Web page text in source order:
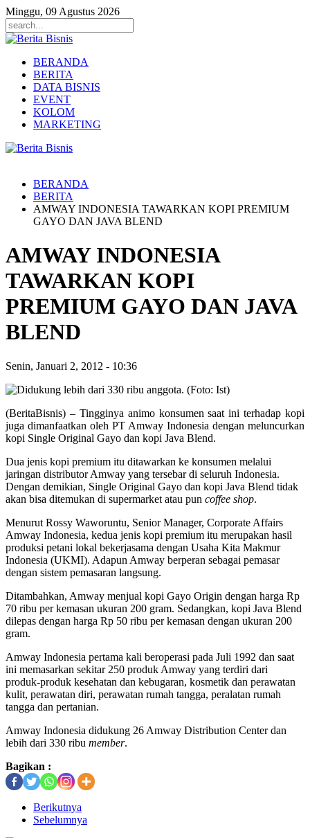
Minggu, 09 Agustus 2026
BERANDA
BERITA
DATA BISNIS
EVENT
KOLOM
MARKETING
BERANDA
BERITA
AMWAY INDONESIA TAWARKAN KOPI PREMIUM
GAYO DAN JAVA BLEND
AMWAY INDONESIA
TAWARKAN KOPI
PREMIUM GAYO DAN JAVA
BLEND
Senin, Januari 2, 2012 - 10:36
(BeritaBisnis) – Tingginya animo konsumen saat ini terhadap kopi
juga dimanfaatkan oleh PT Amway Indonesia dengan meluncurkan
kopi Single Original Gayo dan kopi Java Blend.
Dua jenis kopi premium itu ditawarkan ke konsumen melalui
jaringan distributor Amway yang tersebar di seluruh Indonesia.
Dengan demikian, Single Original Gayo dan kopi Java Blend tidak
akan bisa ditemukan di supermarket atau pun coffee shop.
Menurut Rossy Waworuntu, Senior Manager, Corporate Affairs
Amway Indonesia, kedua jenis kopi premium itu merupakan hasil
produksi petani lokal bekerjasama dengan Usaha Kita Makmur
Indonesia (UKMI). Adapun Amway berperan sebagai pemasar
dengan sistem pemasaran langsung.
Ditambahkan, Amway menjual kopi Gayo Origin dengan harga Rp
70 ribu per kemasan ukuran 200 gram. Sedangkan, kopi Java Blend
dilepas dengan harga Rp 50 ribu per kemasan dengan ukuran 200
gram.
Amway Indonesia pertama kali beroperasi pada Juli 1992 dan saat
ini memasarkan sekitar 250 produk Amway yang terdiri dari
produk-produk kesehatan dan kebugaran, kosmetik dan perawatan
kulit, perawatan diri, perawatan rumah tangga, peralatan rumah
tangga dan pertanian.
Amway Indonesia didukung 26 Amway Distribution Center dan
lebih dari 330 ribu member.
Bagikan :
Berikutnya
Sebelumnya